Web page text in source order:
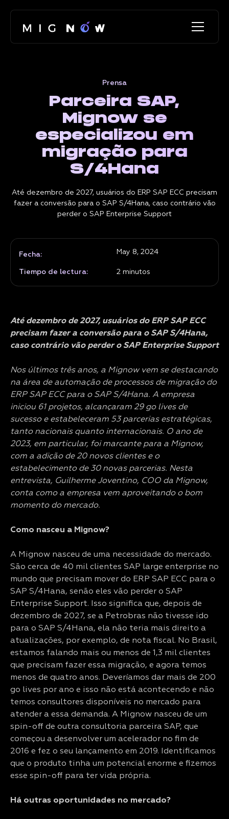
Prensa
Parceira SAP,
Mignow se
especializou em
migração para
S/4Hana
Até dezembro de 2027, usuários do ERP SAP ECC precisam
fazer a conversão para o SAP S/4Hana, caso contrário vão
perder o SAP Enterprise Support
Fecha: May 8, 2024
Tiempo de lectura: 2 minutos
Até dezembro de 2027, usuários do ERP SAP ECC
precisam fazer a conversão para o SAP S/4Hana,
caso contrário vão perder o SAP Enterprise Support
Nos últimos três anos, a Mignow vem se destacando
na área de automação de processos de migração do
ERP SAP ECC para o SAP S/4Hana. A empresa
iniciou 61 projetos, alcançaram 29 go lives de
sucesso e estabeleceram 53 parcerias estratégicas,
tanto nacionais quanto internacionais. O ano de
2023, em particular, foi marcante para a Mignow,
com a adição de 20 novos clientes e o
estabelecimento de 30 novas parcerias. Nesta
entrevista, Guilherme Joventino, COO da Mignow,
conta como a empresa vem aproveitando o bom
momento do mercado.
Como nasceu a Mignow?
A Mignow nasceu de uma necessidade do mercado.
São cerca de 40 mil clientes SAP large enterprise no
mundo que precisam mover do ERP SAP ECC para o
SAP S/4Hana, senão eles vão perder o SAP
Enterprise Support. Isso significa que, depois de
dezembro de 2027, se a Petrobras não tivesse ido
para o SAP S/4Hana, ela não teria mais direito a
atualizações, por exemplo, de nota fiscal. No Brasil,
estamos falando mais ou menos de 1,3 mil clientes
que precisam fazer essa migração, e agora temos
menos de quatro anos. Deveríamos dar mais de 200
go lives por ano e isso não está acontecendo e não
temos consultores disponíveis no mercado para
atender a essa demanda. A Mignow nasceu de um
spin-off de outra consultoria parceira SAP, que
começou a desenvolver um acelerador no fim de
2016 e fez o seu lançamento em 2019. Identificamos
que o produto tinha um potencial enorme e fizemos
esse spin-off para ter vida própria.
Há outras oportunidades no mercado?